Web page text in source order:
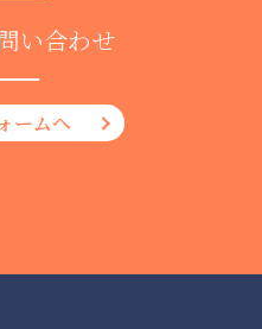
い合わせ
ームへ